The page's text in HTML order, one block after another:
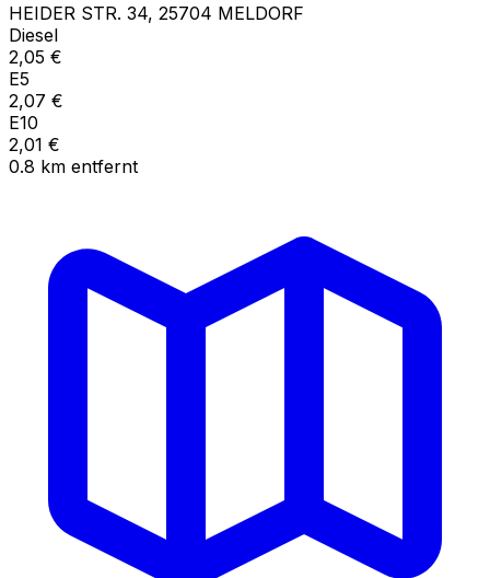
HEIDER STR. 34, 25704 MELDORF
Diesel
2,05 €
E5
2,07 €
E10
2,01 €
0.8 km entfernt